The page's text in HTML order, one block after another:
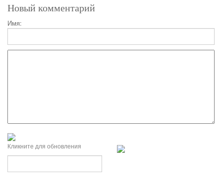
Новый комментарий
Имя:
Кликните для обновления